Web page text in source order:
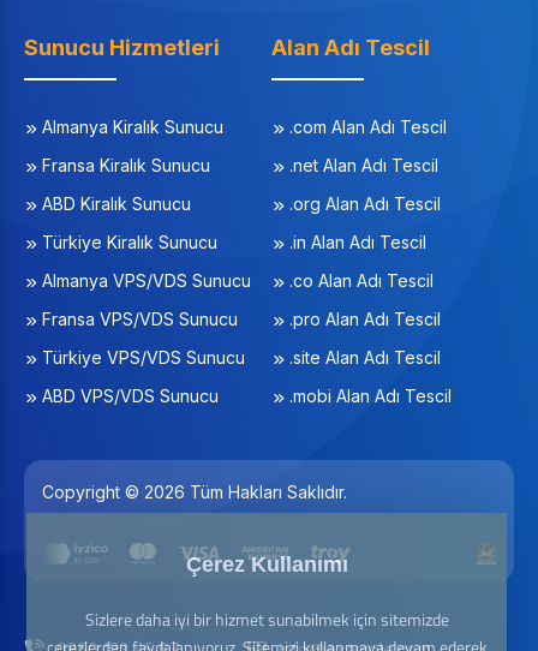
Sunucu Hizmetleri
Almanya Kiralık Sunucu
Fransa Kiralık Sunucu
ABD Kiralık Sunucu
Türkiye Kiralık Sunucu
Almanya VPS/VDS Sunucu
Fransa VPS/VDS Sunucu
Türkiye VPS/VDS Sunucu
ABD VPS/VDS Sunucu
Alan Adı Tescil
.com Alan Adı Tescil
.net Alan Adı Tescil
.org Alan Adı Tescil
.in Alan Adı Tescil
.co Alan Adı Tescil
.pro Alan Adı Tescil
.site Alan Adı Tescil
.mobi Alan Adı Tescil
Copyright © 2026 Tüm Hakları Saklıdır.
Çerez Kullanımı
Sizlere daha iyi bir hizmet sunabilmek için sitemizde